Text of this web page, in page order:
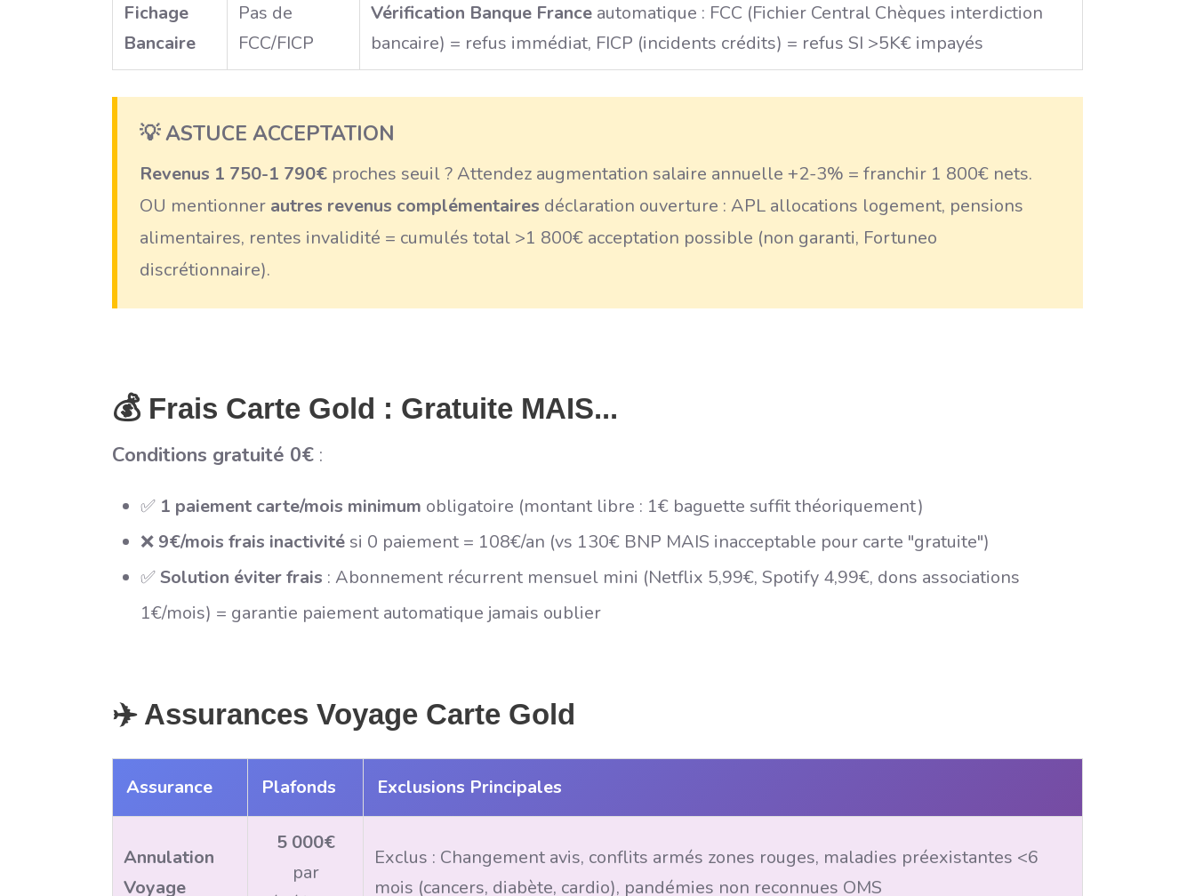
Fichage
Bancaire
Pas de
FCC/FICP
Vérification Banque France automatique : FCC (Fichier Central Chèques interdiction
bancaire) = refus immédiat, FICP (incidents crédits) = refus SI >5K€ impayés
💡 ASTUCE ACCEPTATION
Revenus 1 750-1 790€ proches seuil ? Attendez augmentation salaire annuelle +2-3% = franchir 1 800€ nets.
OU mentionner autres revenus complémentaires déclaration ouverture : APL allocations logement, pensions
alimentaires, rentes invalidité = cumulés total >1 800€ acceptation possible (non garanti, Fortuneo
discrétionnaire).
💰 Frais Carte Gold : Gratuite MAIS...
Conditions gratuité 0€ :
✅ 1 paiement carte/mois minimum obligatoire (montant libre : 1€ baguette suffit théoriquement)
❌ 9€/mois frais inactivité si 0 paiement = 108€/an (vs 130€ BNP MAIS inacceptable pour carte "gratuite")
✅Solution éviter frais : Abonnement récurrent mensuel mini (Netflix 5,99€, Spotify 4,99€, dons associations
1€/mois) = garantie paiement automatique jamais oublier
✈️ Assurances Voyage Carte Gold
Assurance Plafonds Exclusions Principales
Annulation
Voyage
5 000€
par
Exclus : Changement avis, conflits armés zones rouges, maladies préexistantes <6
mois (cancers, diabète, cardio), pandémies non reconnues OMS